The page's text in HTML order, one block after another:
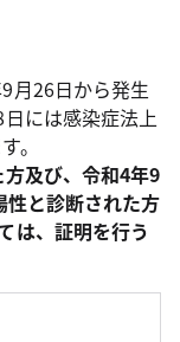
月26日から発生
には感染症法上
。
及び、令和4年9
と診断された方
は、証明を行う